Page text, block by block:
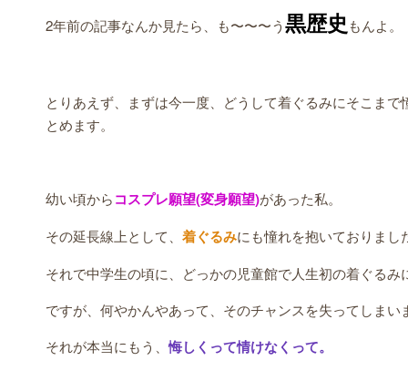
2年前の記事なんか見たら、も〜〜〜う黒歴史 もんよ。
とりあえず、まずは今一度、どうして着ぐるみにそこま
とめます。
幼い頃からコスプレ願望(変身願望)があった私。
その延長線上として、 着ぐるみにも憧れを抱いておりまし
それで中学生の頃に、どっかの児童館で人生初の着ぐる
ですが、何やかんやあって、そのチャンスを失ってしまい
それが本当にもう、悔しくって情けなくって。